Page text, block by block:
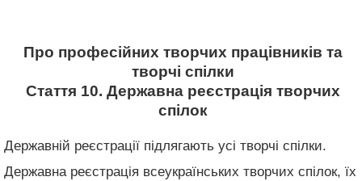
Про професійних творчих працівників та
творчі спілки
Стаття 10. Державна реєстрація творчих
спілок
Державній реєстрації підлягають усі творчі спілки.
Державна реєстрація всеукраїнських творчих спілок, їх